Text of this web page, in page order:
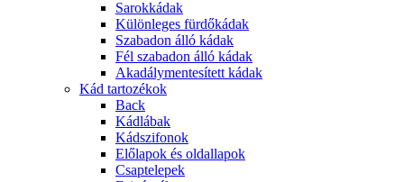
Sarokkádak
Különleges fürdőkádak
Szabadon álló kádak
Fél szabadon álló kádak
Akadálymentesített kádak
Kád tartozékok
Back
Kádlábak
Kádszifonok
Előlapok és oldallapok
Csaptelepek